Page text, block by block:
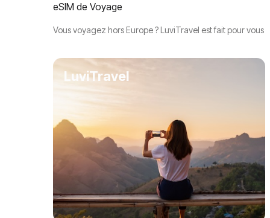
eSIM de Voyage
Vous voyagez hors Europe ? LuviTravel est fait pour vous
LuviTravel